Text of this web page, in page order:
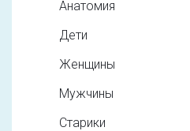
Анатомия
Дети
Женщины
Мужчины
Старики